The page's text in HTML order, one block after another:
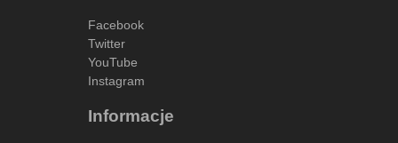
Facebook
Twitter
YouTube
Instagram
Informacje